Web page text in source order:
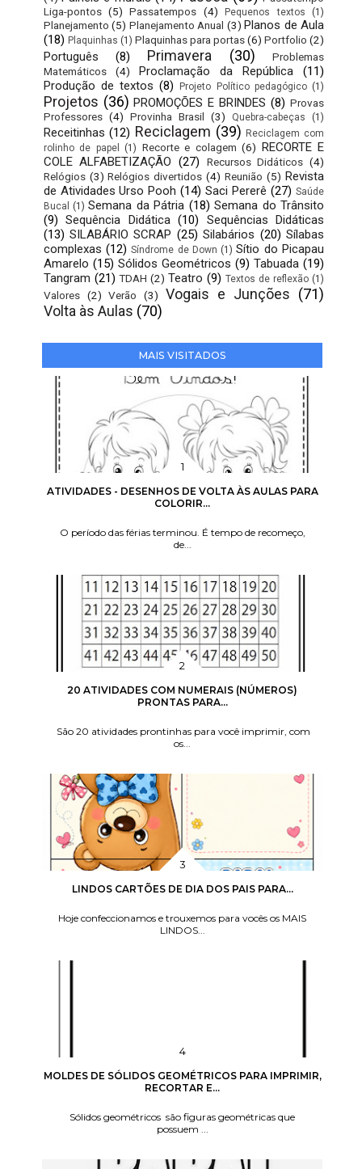
Liga-pontos (5) Passatempos (4) Pequenos textos (1)
Planejamento (5) Planejamento Anual (3) Planos de Aula
(18) Plaquinhas (1) Plaquinhas para portas(6) Portfolio (2)
Português (8) Primavera (30)
Problemas
Matemáticos
(4) Proclamação da República
(11)
Produção de textos (8) Projeto Político pedagógico (1)
Projetos (36) PROMOÇÕES E BRINDES (8) Provas
Professores (4) Provinha Brasil (3) Quebra-cabeças (1)
Receitinhas (12) Reciclagem (39) Reciclagem com
rolinho de papel
(1) Recorte e colagem (6) RECORTE E
COLE ALFABETIZAÇÃO (27) Recursos Didáticos (4)
Relógios (3) Relógios divertidos (4) Reunião (5) Revista
de Atividades Urso Pooh (14) Saci Pererê (27) Saúde
Bucal
(1) Semana da Pátria (18) Semana do Trânsito
(9) Sequência Didática (10)
Sequências Didáticas
(13) SILABÁRIO SCRAP (25) Silabários (20) Sílabas
complexas (12) Síndrome de Down (1) Sítio do Picapau
Amarelo (15) Sólidos Geométricos (9) Tabuada (19)
Tangram (21) TDAH (2) Teatro (9) Textos de reflexão (1)
Valores (2) Verão (3) Vogais e Junções (71)
Volta às Aulas (70)
MAIS VISITADOS
ATIVIDADES - DESENHOS DE VOLTA ÀS AULAS PARA
COLORIR...
O período das férias terminou. É tempo de recomeço,
de...
20 ATIVIDADES COM NUMERAIS (NÚMEROS)
PRONTAS PARA...
São 20 atividades prontinhas para você imprimir, com
os...
LINDOS CARTÕES DE DIA DOS PAIS PARA...
Hoje confeccionamos e trouxemos para vocês os MAIS
LINDOS...
MOLDES DE SÓLIDOS GEOMÉTRICOS PARA IMPRIMIR,
RECORTAR E...
Sólidos geométricos são figuras geométricas que
possuem ...